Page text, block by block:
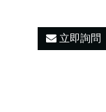
立即詢問